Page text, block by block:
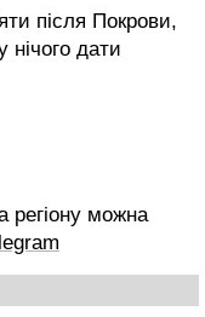
після Покрови,
нічого дати
регіону можна